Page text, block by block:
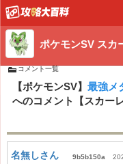
ポケモンSV スカ
コメント一覧
【ポケモンSV】 最強メ
へのコメント【スカー
名無しさん 9b5b150a